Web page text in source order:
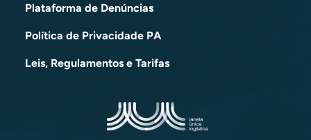
Plataforma de Denúncias
Política de Privacidade PA
Leis, Regulamentos e Tarifas